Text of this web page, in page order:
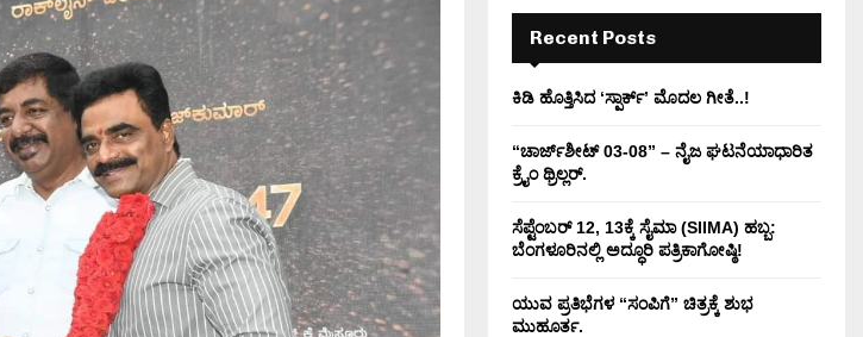
Recent Posts
ಕಿಡಿ‌‌ ಹೊತ್ತಿಸಿದ ‘ಸ್ಪಾರ್ಕ್’ ಮೊದಲ‌ ಗೀತೆ..!
“ಚಾರ್ಜ್‌ಶೀಟ್ 03-08” – ನೈಜ ಘಟನೆಯಾಧಾರಿತ
ಕ್ರೈಂ ಥ್ರಿಲ್ಲರ್.
ಸೆಪ್ಟೆಂಬರ್ 12, 13ಕ್ಕೆ ಸೈಮಾ (SIIMA) ಹಬ್ಬ:
ಬೆಂಗಳೂರಿನಲ್ಲಿ ಅದ್ಧೂರಿ ಪತ್ರಿಕಾಗೋಷ್ಠಿ!
ಯುವ ಪ್ರತಿಭೆಗಳ “ಸಂಪಿಗೆ” ಚಿತ್ರಕ್ಕೆ ಶುಭ
ಮುಹೂರ್ತ.